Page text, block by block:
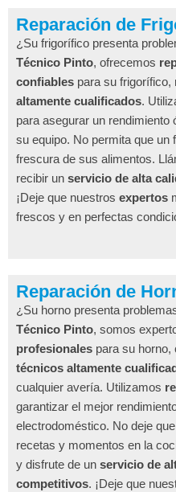
Reparación de
¿Su frigorífico presenta
Técnico Pinto, ofrecemos
confiables para su frigorífico,
altamente cualificados.
para asegurar un rendimiento
su equipo. No permita que un
frescura de sus alimentos.
recibir un servicio de alta
¡Deje que nuestros expertos
frescos y en perfectas
Reparación de
¿Su horno presenta
Técnico Pinto, somos
profesionales para su horno,
técnicos altamente
cualquier avería. Utilizamos
garantizar el mejor
electrodoméstico. No deje
recetas y momentos en la
y disfrute de un servicio de
competitivos. ¡Deje que